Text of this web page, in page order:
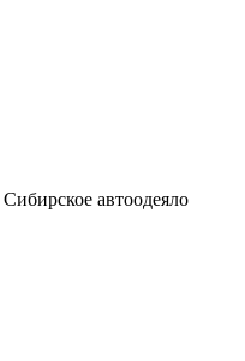
Сибирское автоодеяло